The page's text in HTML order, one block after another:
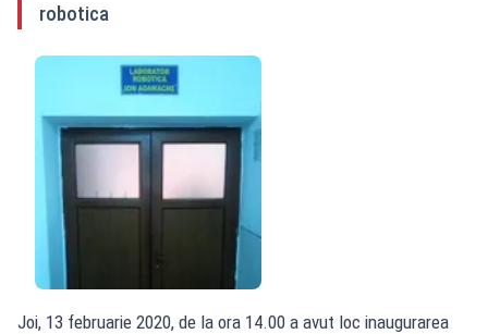
robotica
Joi, 13 februarie 2020, de la ora 14.00 a avut loc inaugurarea